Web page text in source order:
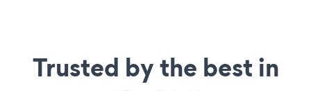
Trusted by the best in